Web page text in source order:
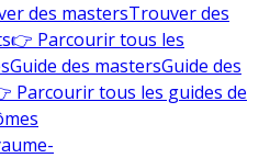
des mastersTrouver des
👉 Parcourir tous les
Guide des mastersGuide des
Parcourir tous les guides de